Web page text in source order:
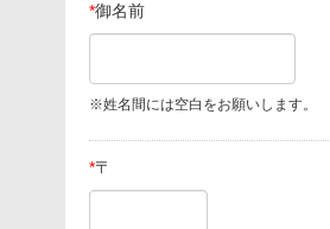
*御名前
※姓名間には空白をお願いします。
*〒